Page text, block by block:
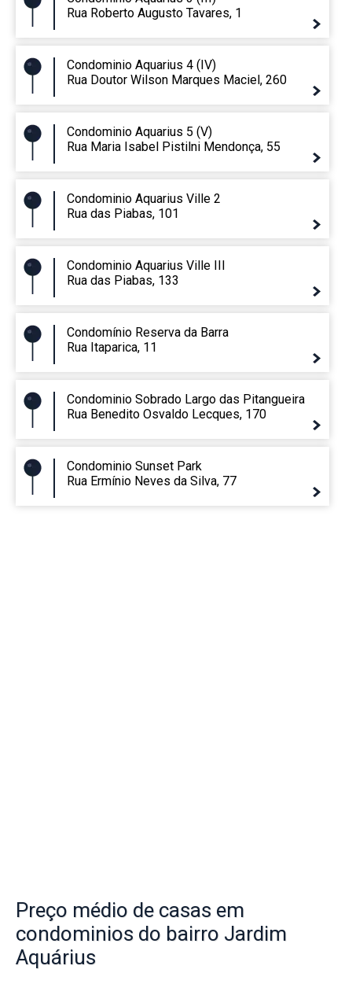
Rua Roberto Augusto Tavares, 1
Condominio Aquarius 4 (IV)
Rua Doutor Wilson Marques Maciel, 260
Condominio Aquarius 5 (V)
Rua Maria Isabel Pistilni Mendonça, 55
Condominio Aquarius Ville 2
Rua das Piabas, 101
Condominio Aquarius Ville III
Rua das Piabas, 133
Condomínio Reserva da Barra
Rua Itaparica, 11
Condominio Sobrado Largo das Pitangueira
Rua Benedito Osvaldo Lecques, 170
Condominio Sunset Park
Rua Ermínio Neves da Silva, 77
Preço médio de casas em
condominios do bairro Jardim
Aquárius